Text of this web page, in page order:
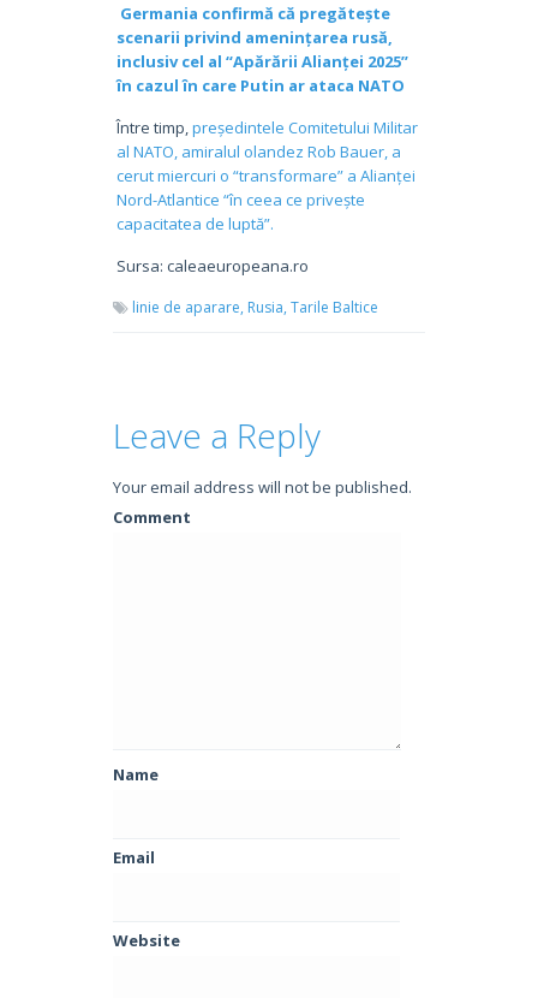
Germania confirmă că pregătește
scenarii privind amenințarea rusă,
inclusiv cel al “Apărării Alianței 2025”
în cazul în care Putin ar ataca NATO
Între timp,președintele Comitetului Militar
al NATO, amiralul olandez Rob Bauer, a
cerut miercuri o “transformare” a Alianței
Nord-Atlantice “în ceea ce privește
capacitatea de luptă”.
Sursa: caleaeuropeana.ro
linie de aparare, Rusia, Tarile Baltice
Leave a Reply
Your email address will not be published.
Comment
Name
Email
Website